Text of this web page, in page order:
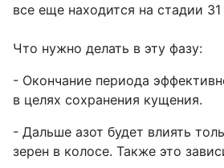
все еще находится на стадии
Что нужно делать в эту фазу:
- Окончание периода
в целях сохранения кущения.
- Дальше азот будет влиять
зерен в колосе. Также это